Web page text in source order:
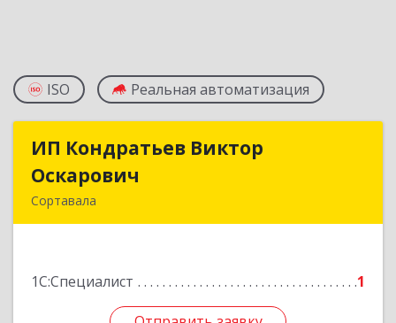
ISO Реальная автоматизация
ИП Кондратьев Виктор
Оскарович
Сортавала
1С:Специалист 1
ИП Кондратьев Виктор
Подробнее